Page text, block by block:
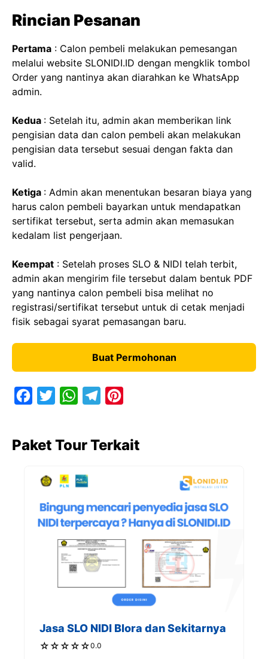
Rincian Pesanan
Pertama : Calon pembeli melakukan pemesangan
melalui website SLONIDI.ID dengan mengklik tombol
Order yang nantinya akan diarahkan ke WhatsApp
admin.
Kedua : Setelah itu, admin akan memberikan link
pengisian data dan calon pembeli akan melakukan
pengisian data tersebut sesuai dengan fakta dan
valid.
Ketiga : Admin akan menentukan besaran biaya yang
harus calon pembeli bayarkan untuk mendapatkan
sertifikat tersebut, serta admin akan memasukan
kedalam list pengerjaan.
Keempat : Setelah proses SLO & NIDI telah terbit,
admin akan mengirim file tersebut dalam bentuk PDF
yang nantinya calon pembeli bisa melihat no
registrasi/sertifikat tersebut untuk di cetak menjadi
fisik sebagai syarat pemasangan baru.
Buat Permohonan
e
e
r
W
t
A
p
p
e
a
m
t
e
s
t
Paket Tour Terkait
Jasa SLO NIDI Blora dan Sekitarnya
☆ ☆ ☆ ☆ ☆0.0